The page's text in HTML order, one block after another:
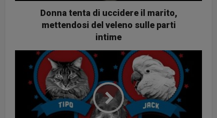
Donna tenta di uccidere il marito,
mettendosi del veleno sulle parti
intime